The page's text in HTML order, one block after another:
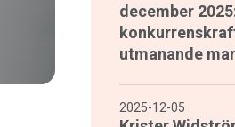
december
utmanande
2025-12-05